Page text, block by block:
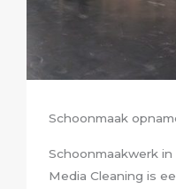
Schoonmaak
Schoonmaakwerk
Media Cleaning is